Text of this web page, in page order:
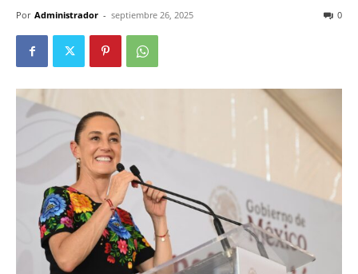
Por Administrador - septiembre 26, 2025 0